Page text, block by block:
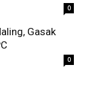
0
Gasak
0